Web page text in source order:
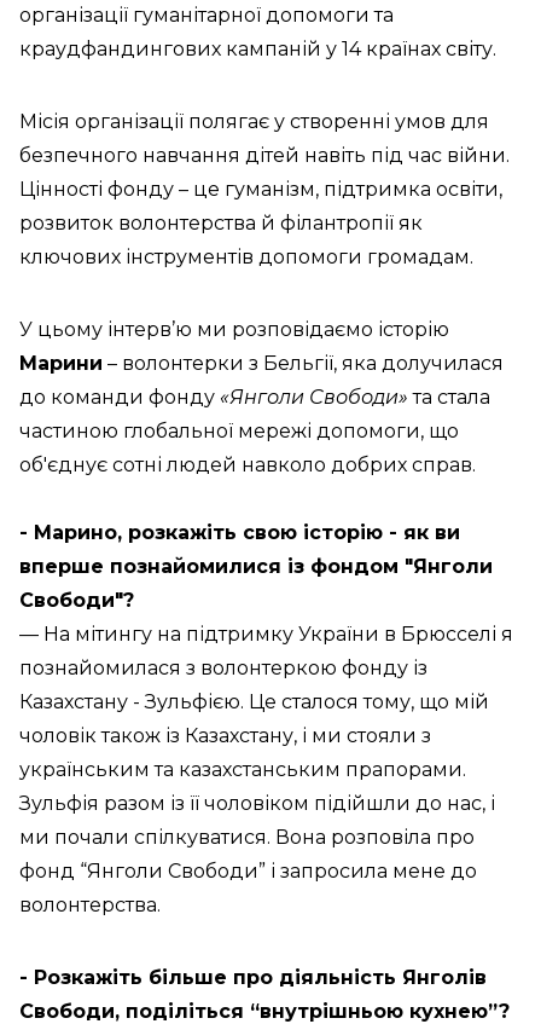
організації гуманітарної допомоги та
краудфандингових кампаній у 14 країнах світу.
Місія організації полягає у створенні умов для
безпечного навчання дітей навіть під час війни.
Цінності фонду – це гуманізм, підтримка освіти,
розвиток волонтерства й філантропії як
ключових інструментів допомоги громадам.
У цьому інтерв’ю ми розповідаємо історію
Марини – волонтерки з Бельгії, яка долучилася
до команди фонду «Янголи Свободи» та стала
частиною глобальної мережі допомоги, що
об'єднує сотні людей навколо добрих справ.
- Марино, розкажіть свою історію - як ви
вперше познайомилися із фондом "Янголи
Свободи"?
— На мітингу на підтримку України в Брюсселі я
познайомилася з волонтеркою фонду із
Казахстану - Зульфією. Це сталося тому, що мій
чоловік також із Казахстану, і ми стояли з
українським та казахстанським прапорами.
Зульфія разом із її чоловіком підійшли до нас, і
ми почали спілкуватися. Вона розповіла про
фонд “Янголи Свободи” і запросила мене до
волонтерства.
- Розкажіть більше про діяльність Янголів
Свободи, поділіться “внутрішньою кухнею”?